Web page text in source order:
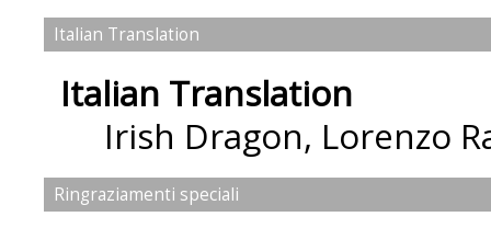
Italian Translation
Italian Translation
Irish Dragon, Lorenzo
Ringraziamenti speciali